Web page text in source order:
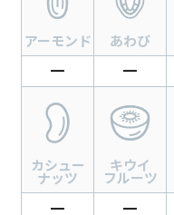
アーモンド
━
あわび
━
カシュー
ナッツ
━
キウイ
フルーツ
━